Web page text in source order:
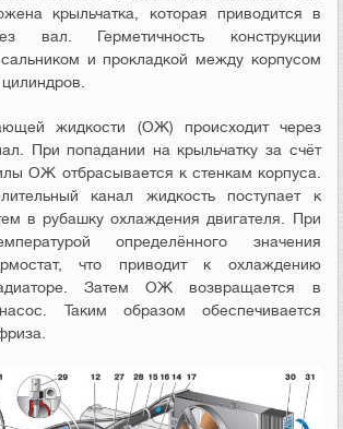
крыльчатка, которая приводится в
вал. Герметичность конструкции
и прокладкой между корпусом
жидкости (ОЖ) происходит через
При попадании на крыльчатку за счёт
ОЖ отбрасывается к стенкам корпуса.
канал жидкость поступает к
в рубашку охлаждения двигателя. При
определённого значения
что приводит к охлаждению
Затем ОЖ возвращается в
Таким образом обеспечивается